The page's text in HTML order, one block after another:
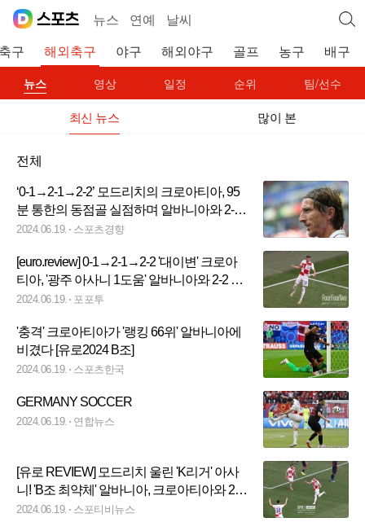
뉴스 연예 날씨
구 해외축구 야구 해외야구 골프 농구 배구
뉴스 영상 일정 순위 팀/선수
최신 뉴스 많이 본
전체
‘0-1→2-1→2-2’ 모드리치의 크로아티아, 95
분 통한의 동점골 실점하며 알바니아와 2-2
무[유로2024XB조]
2024.06.19. 스포츠경향
[euro.review] 0-1→2-1→2-2 '대이변' 크로아
티아, '광주 아사니 1도움' 알바니아와 2-2 충
격 무승부...B조 '최하위'
2024.06.19. 포포투
'충격' 크로아티아가 '랭킹 66위' 알바니아에
비겼다 [유로2024 B조]
2024.06.19. 스포츠한국
GERMANY SOCCER
2024.06.19. 연합뉴스
[유로 REVIEW] 모드리치 울린 'K리거' 아사
니! 'B조 최약체' 알바니아, 크로아티아와 2-2
극적 무승부
2024.06.19. 스포티비뉴스